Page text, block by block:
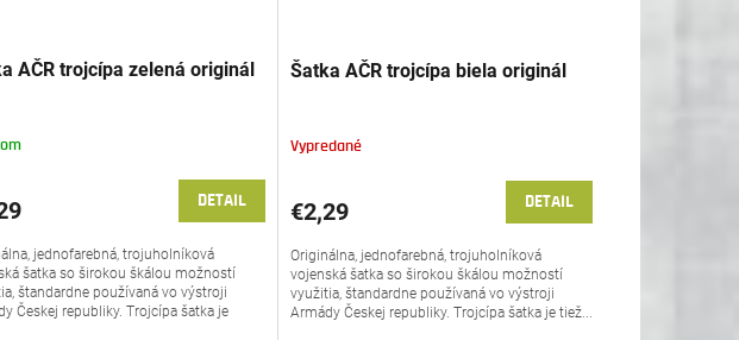
AČR trojcípa zelená originál
DETAIL
jednofarebná, trojuholníková
šatka so širokou škálou možností
štandardne používaná vo výstroji
Českej republiky. Trojcípa šatka je
Šatka AČR trojcípa biela originál
Vypredané
€2,29 DETAIL
Originálna, jednofarebná, trojuholníková
vojenská šatka so širokou škálou možností
využitia, štandardne používaná vo výstroji
Armády Českej republiky. Trojcípa šatka je tiež...